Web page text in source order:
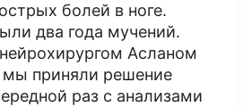
болей в ноге.
два года мучений.
Асланом
приняли решение
раз с анализами